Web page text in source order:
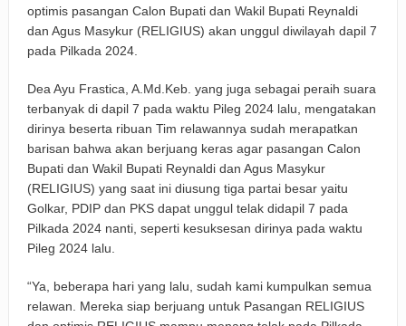
optimis pasangan Calon Bupati dan Wakil Bupati Reynaldi
dan Agus Masykur (RELIGIUS) akan unggul diwilayah dapil 7
pada Pilkada 2024.
Dea Ayu Frastica, A.Md.Keb. yang juga sebagai peraih suara
terbanyak di dapil 7 pada waktu Pileg 2024 lalu, mengatakan
dirinya beserta ribuan Tim relawannya sudah merapatkan
barisan bahwa akan berjuang keras agar pasangan Calon
Bupati dan Wakil Bupati Reynaldi dan Agus Masykur
(RELIGIUS) yang saat ini diusung tiga partai besar yaitu
Golkar, PDIP dan PKS dapat unggul telak didapil 7 pada
Pilkada 2024 nanti, seperti kesuksesan dirinya pada waktu
Pileg 2024 lalu.
“Ya, beberapa hari yang lalu, sudah kami kumpulkan semua
relawan. Mereka siap berjuang untuk Pasangan RELIGIUS